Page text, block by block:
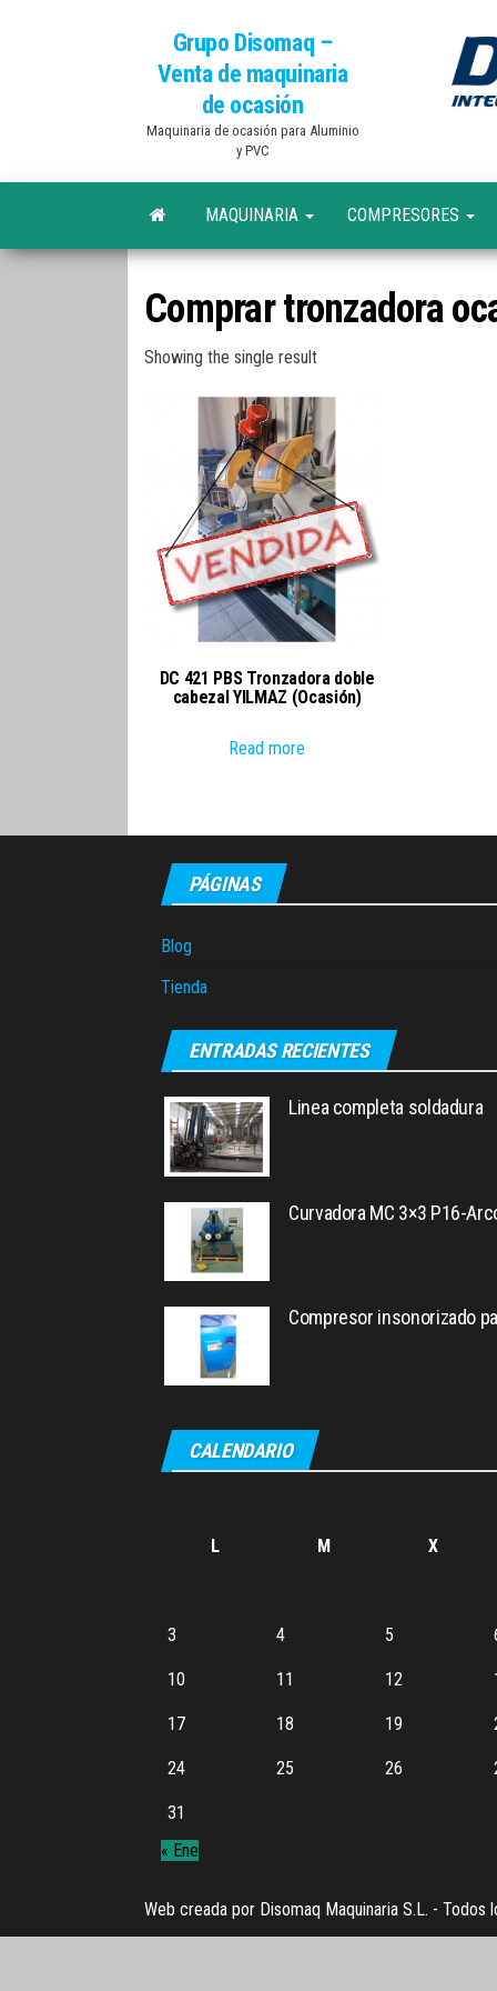
Grupo Disomaq –
Venta de maquinaria
de ocasión
Maquinaria de ocasión para Aluminio
y PVC
MAQUINARIA COMPRESORES
Comprar tronzadora
Showing the single result
DC 421 PBS Tronzadora doble
cabezal YILMAZ (Ocasión)
Read more
PÁGINAS
Blog
Tienda
ENTRADAS RECIENTES
Linea completa soldadura
Curvadora MC 3×3 P16-
Compresor insonorizado
CALENDARIO
L M X
3 4 5
10 11 12
17 18 19
24 25 26
31
« Ene
Web creada por Disomaq Maquinaria S.L. - Todos